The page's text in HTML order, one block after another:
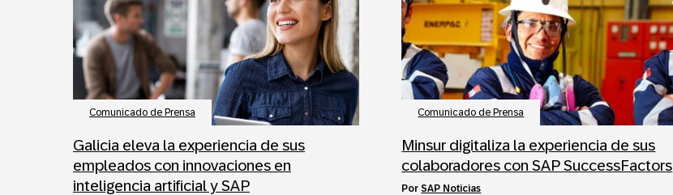
Comunicado de Prensa
Galicia eleva la experiencia de sus
empleados con innovaciones en
inteligencia artificial y SAP
Comunicado de Prensa
Minsur digitaliza la experiencia de sus
colaboradores con SAP SuccessFactors
porSAP Noticias